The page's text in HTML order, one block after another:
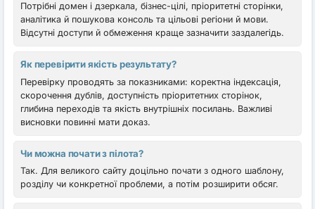
Потрібні домен і дзеркала, бізнес-цілі, пріоритетні сторінки,
аналітика й пошукова консоль та цільові регіони й мови.
Відсутні доступи й обмеження краще зазначити заздалегідь.
Як перевірити якість результату?
Перевірку проводять за показниками: коректна індексація,
скорочення дублів, доступність пріоритетних сторінок,
глибина переходів та якість внутрішніх посилань. Важливі
висновки повинні мати доказ.
Чи можна почати з пілота?
Так. Для великого сайту доцільно почати з одного шаблону,
розділу чи конкретної проблеми, а потім розширити обсяг.